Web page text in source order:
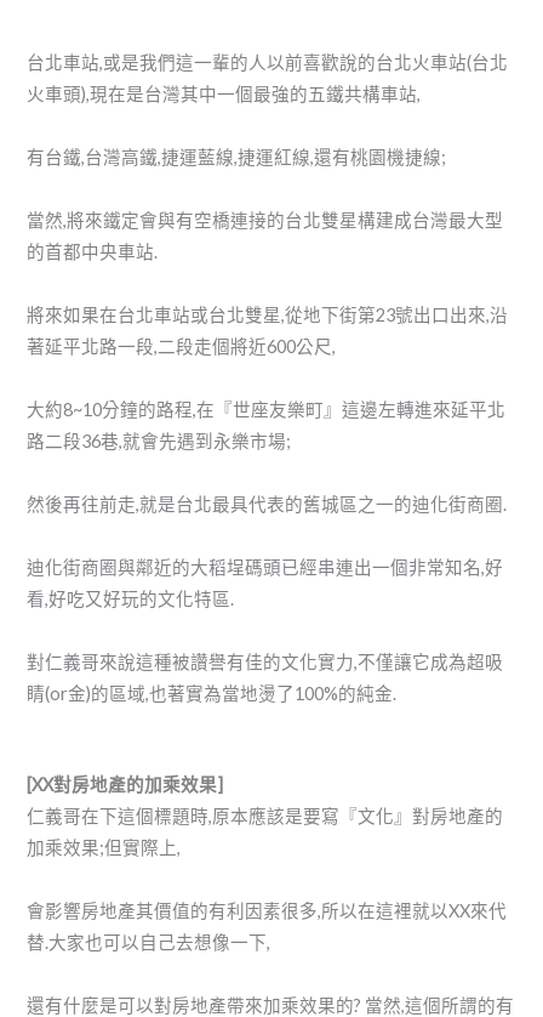
台北車站,或是我們這一輩的人以前喜歡說的台北火車站(台北
火車頭),現在是台灣其中一個最強的五鐵共構車站,
有台鐵,台灣高鐵,捷運藍線,捷運紅線,還有桃園機捷線;
當然,將來鐵定會與有空橋連接的台北雙星構建成台灣最大型
的首都中央車站.
將來如果在台北車站或台北雙星,從地下街第23號出口出來,沿
著延平北路一段,二段走個將近600公尺,
大約8~10分鐘的路程,在『世座友樂町』這邊左轉進來延平北
路二段36巷,就會先遇到永樂市場;
然後再往前走,就是台北最具代表的舊城區之一的迪化街商圈.
迪化街商圈與鄰近的大稻埕碼頭已經串連出一個非常知名,好
看,好吃又好玩的文化特區.
對仁義哥來說這種被讚譽有佳的文化實力,不僅讓它成為超吸
睛(or金)的區域,也著實為當地燙了100%的純金.
[XX對房地產的加乘效果]
仁義哥在下這個標題時,原本應該是要寫『文化』對房地產的
加乘效果;但實際上,
會影響房地產其價值的有利因素很多,所以在這裡就以XX來代
替.大家也可以自己去想像一下,
還有什麼是可以對房地產帶來加乘效果的? 當然,這個所謂的有